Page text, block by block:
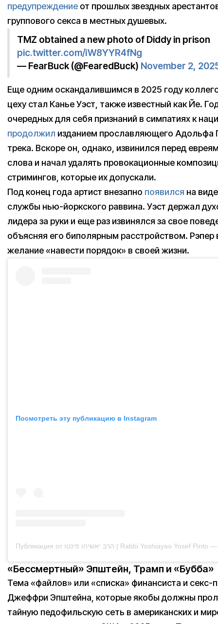
предупреждение от прошлых звездных
группового секса в местных душевых.
TMZ obtained a new photo of Diddy in prison
pic.twitter.com/iW8YYR4fNg
— FearBuck (@FearedBuck) November 2,
Еще одним оскандалившимся в 2025 году
цеху стал Канье Уэст, также известный как Йе.
очередных для себя признаний в симпатиях к
продолжил изданием прославляющего Адольфа
трека. Вскоре он, однако, извинился перед
слова и начал удалять провокационные
стримингов, которые их допускали.
Под конец года артист внезапно появился на
службы нью-йоркского раввина. Уэст держал
лидера за руки и еще раз извинялся за свое
объясняя его биполярным расстройством. Рэпер
желание «навести порядок» в своей жизни.
Посмотреть эту публикацию в Instagram
«Бессмертный» Эпштейн, Трамп и «Бубба»
Тема «файлов» или «списка» финансиста и секс-
Джеффри Эпштейна, которые якобы должны
тайную педофильскую сеть в американских и